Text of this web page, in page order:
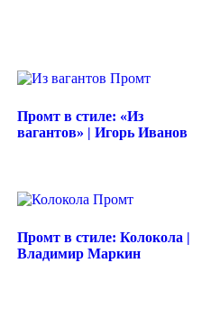
Промт в стиле: «Из
вагантов» | Игорь Иванов
Промт в стиле: Колокола |
Владимир Маркин